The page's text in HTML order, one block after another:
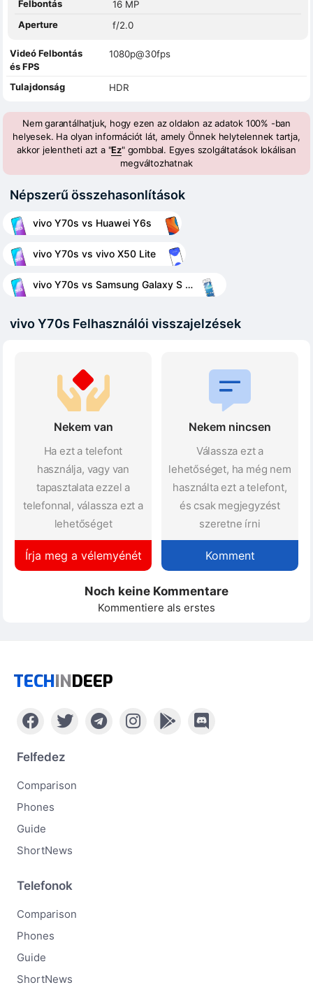
Felbontás
16 MP
Aperture
f/2.0
Videó Felbontás
és FPS
1080p@30fps
Tulajdonság HDR
Nem garantálhatjuk, hogy ezen az oldalon az adatok 100% -ban
helyesek. Ha olyan információt lát, amely Önnek helytelennek tartja,
akkor jelentheti azt a "Ez" gombbal. Egyes szolgáltatások lokálisan
megváltozhatnak
Népszerű összehasonlítások
vivo Y70s vs Huawei Y6s
vivo Y70s vs vivo X50 Lite
vivo Y70s vs Samsung Galaxy S Duos 2 S7582
vivo Y70s Felhasználói visszajelzések
Nekem van
Ha ezt a telefont
használja, vagy van
tapasztalata ezzel a
telefonnal, válassza ezt a
lehetőséget
Írja meg a vélemyénét
Nekem nincsen
Válassza ezt a
lehetőséget, ha még nem
használta ezt a telefont,
és csak megjegyzést
szeretne írni
Komment
Noch keine Kommentare
Kommentiere als erstes
TECHINDEEP
Felfedez
Comparison
Phones
Guide
ShortNews
Telefonok
Comparison
Phones
Guide
ShortNews